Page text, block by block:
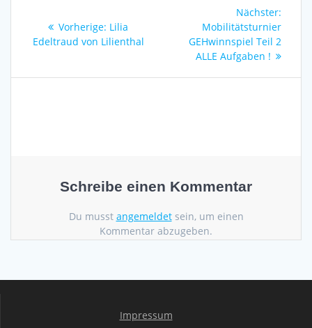
Vorherige: Vorheriger
Beitrag:
Lilia
Edeltraud von Lilienthal
Nächster:
Mobilitätsturnier
GEHwinnspiel Teil 2
ALLE Aufgaben !
Schreibe einen Kommentar
Du musst angemeldetsein, um einen
Kommentar abzugeben.
Impressum